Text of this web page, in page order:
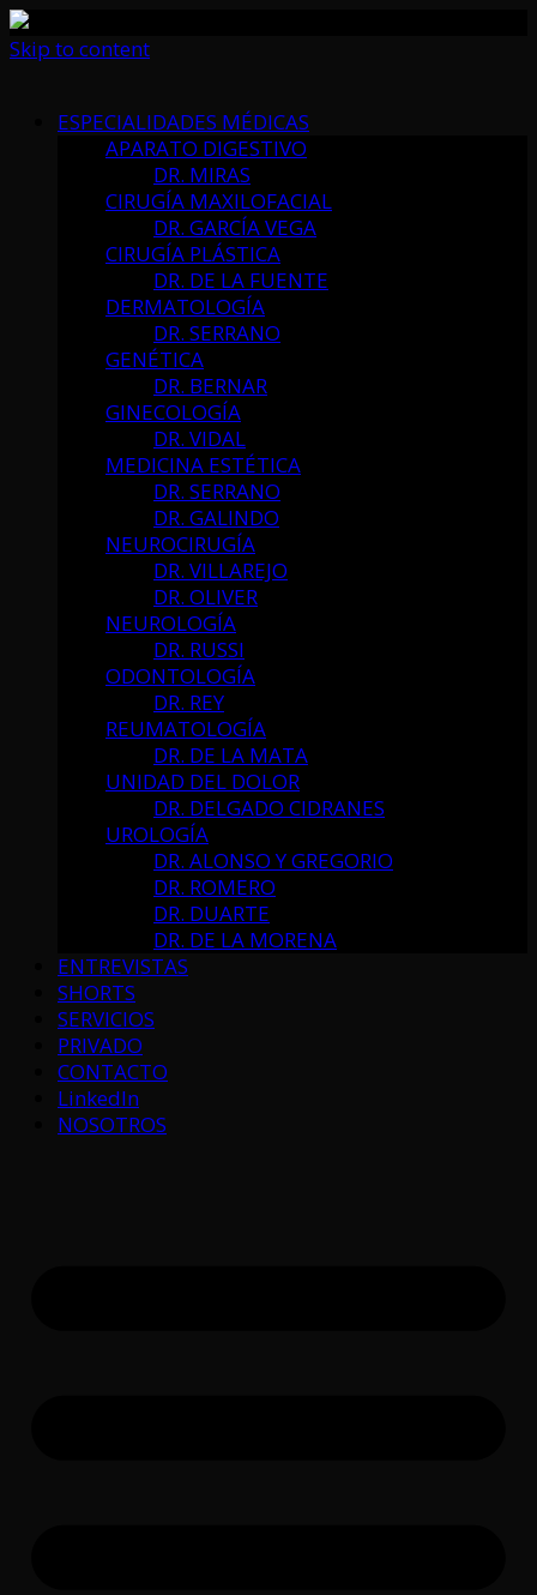
Skip to content
ESPECIALIDADES MÉDICAS
APARATO DIGESTIVO
DR. MIRAS
CIRUGÍA MAXILOFACIAL
DR. GARCÍA VEGA
CIRUGÍA PLÁSTICA
DR. DE LA FUENTE
DERMATOLOGÍA
DR. SERRANO
GENÉTICA
DR. BERNAR
GINECOLOGÍA
DR. VIDAL
MEDICINA ESTÉTICA
DR. SERRANO
DR. GALINDO
NEUROCIRUGÍA
DR. VILLAREJO
DR. OLIVER
NEUROLOGÍA
DR. RUSSI
ODONTOLOGÍA
DR. REY
REUMATOLOGÍA
DR. DE LA MATA
UNIDAD DEL DOLOR
DR. DELGADO CIDRANES
UROLOGÍA
DR. ALONSO Y GREGORIO
DR. ROMERO
DR. DUARTE
DR. DE LA MORENA
ENTREVISTAS
SHORTS
SERVICIOS
PRIVADO
CONTACTO
LinkedIn
NOSOTROS